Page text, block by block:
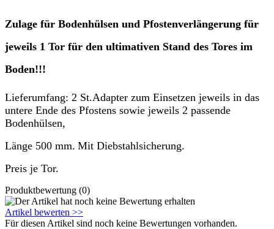
Zulage für Bodenhülsen und Pfostenverlängerung für
jeweils 1 Tor für den ultimativen Stand des Tores im
Boden!!!
Lieferumfang: 2 St.Adapter zum Einsetzen jeweils in das
untere Ende des Pfostens sowie jeweils 2 passende
Bodenhülsen,
Länge 500 mm. Mit Diebstahlsicherung.
Preis je Tor.
Produktbewertung (0)
Artikel bewerten >>
Für diesen Artikel sind noch keine Bewertungen vorhanden.